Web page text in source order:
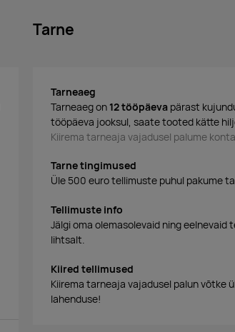
Tarne
Tarneaeg
Tarneaeg on 12 tööpäeva pärast
tööpäeva jooksul, saate tooted kätte
Kiirema tarneaja vajadusel palume
Tarne tingimused
Üle 500 euro tellimuste puhul pakume
Tellimuste info
Jälgi oma olemasolevaid ning eelnevaid
lihtsalt.
Kiired tellimused
Kiirema tarneaja vajadusel palun võtke
lahenduse!